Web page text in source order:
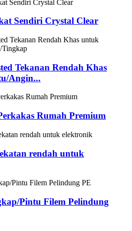
Sendiri Crystal Clear
Tekanan Rendah Khas
Angin...
Rumah Premium
rendah untuk
Pintu Filem Pelindung